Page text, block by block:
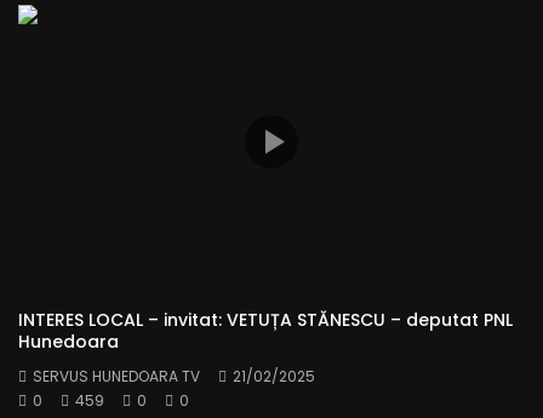
INTERES LOCAL – invitat: VETUȚA STĂNESCU – deputat PNL
Hunedoara
SERVUS HUNEDOARA TV
21/02/2025
0
459 0 0